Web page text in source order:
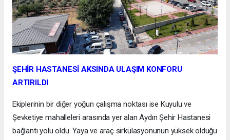
ŞEHİR HASTANESİ AKSINDA ULAŞIM KONFORU
ARTIRILDI
Ekiplerinin bir diğer yoğun çalışma noktası ise Kuyulu ve
Şevketiye mahalleleri arasında yer alan Aydın Şehir Hastanesi
bağlantı yolu oldu. Yaya ve araç sirkülasyonunun yüksek olduğu